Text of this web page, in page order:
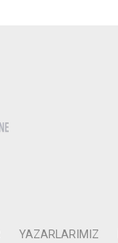
YAZARLARIMIZ